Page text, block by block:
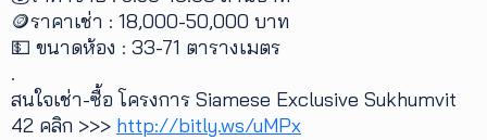
🪙ราคาเช่า : 18,000-50,000 บาท
💵 ขนาดห้อง : 33-71 ตารางเมตร
.
สนใจเช่า-ซื้อ โครงการ Siamese Exclusive Sukhumvit
42 คลิก >>> http://bitly.ws/uMPx